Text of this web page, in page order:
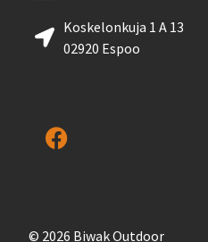
Koskelonkuja 1 A 13
02920 Espoo
© 2026 Biwak Outdoor